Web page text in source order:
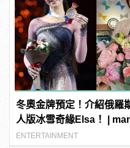
冬奧金牌預定！介紹俄羅
人版冰雪奇緣Elsa！ |
ENTERTAINMENT